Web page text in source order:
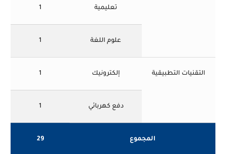
تعليمية 1
علوم اللغة 1
التقنيات التطبيقية إلكترونيك 1
دفع كهربائي 1
المجموع 29